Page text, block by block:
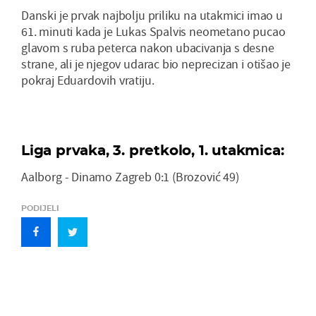
Danski je prvak najbolju priliku na utakmici imao u
61. minuti kada je Lukas Spalvis neometano pucao
glavom s ruba peterca nakon ubacivanja s desne
strane, ali je njegov udarac bio neprecizan i otišao je
pokraj Eduardovih vratiju.
Liga prvaka, 3. pretkolo, 1. utakmica:
Aalborg - Dinamo Zagreb 0:1 (Brozović 49)
PODIJELI